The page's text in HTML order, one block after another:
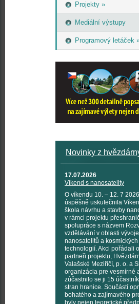
Projekty »
Mediální výstupy
Programový letáček
Novinky z
17.07.2026
Víkend s nanosatelity
O víkendu 10. – 12. 7
úspěšně uskutečnila
škola návrhu a stavby
v rámci projektu
spolupráce s názvem
vzdělávání v oblasti vývoje
nanosatelitů a kosmických
technologií. Akci pořádali
partneři projektu,
Valašské Meziříčí, p. o. a
organizácia pre vesmírné
zúčastnilo se ji 15
stran hranice. Součástí
bohatého a zajímavého
byly nejen teoretické